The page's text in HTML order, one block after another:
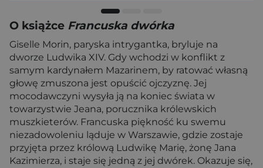
O książce Francuska dwórka
Giselle Morin, paryska intrygantka, bryluje na
dworze Ludwika XIV. Gdy wchodzi w konflikt z
samym kardynałem Mazarinem, by ratować własną
głowę zmuszona jest opuścić ojczyznę. Jej
mocodawczyni wysyła ją na koniec świata w
towarzystwie Jeana, porucznika królewskich
muszkieterów. Francuska piękność ku swemu
niezadowoleniu ląduje w Warszawie, gdzie zostaje
przyjęta przez królową Ludwikę Marię, żonę Jana
Kazimierza, i staje się jedną z jej dwórek. Okazuje się,